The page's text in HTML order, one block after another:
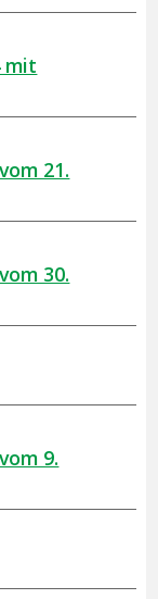
mit
21.
30.
9.